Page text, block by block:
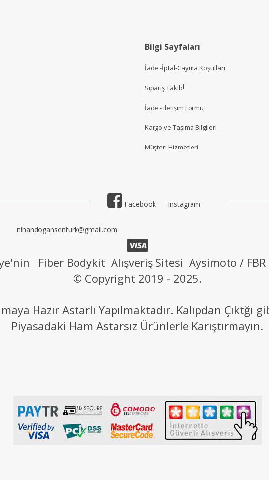
Bilgi Sayfaları
İade -İptal-Cayma Koşulları
Sipariş Takibi
İade - iletişim Formu
Kargo ve Taşıma Bilgileri
Müşteri Hizmetleri
Facebook Instagram
nihandogansenturk@gmail.com
Fiber Bodykit Alışveriş Sitesi Aysimoto / FBR
© Copyright 2019 - 2025.
Hazır Astarlı Yapılmaktadır. Kalıpdan Çıktğı
Piyasadaki Ham Astarsız Ürünlerle Karıştırmayın.